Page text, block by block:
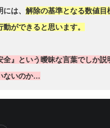
は、 解除の基準となる数値
ができると思います。
全』という曖昧な言葉でしか
ないのか…